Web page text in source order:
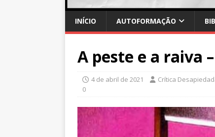
INÍCIO AUTOFORMAÇÃO
A peste e a raiva
4 de abril de 2021 Crítica
0